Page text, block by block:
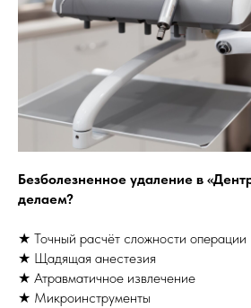
Безболезненное удаление в
делаем?
★ Точный расчёт сложности операции
★ Щадящая анестезия
★ Атравматичное извлечение
★ Микроинструменты